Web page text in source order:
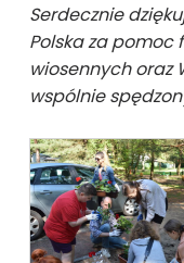
Serdecznie
Polska za
wiosennych oraz
wspólnie